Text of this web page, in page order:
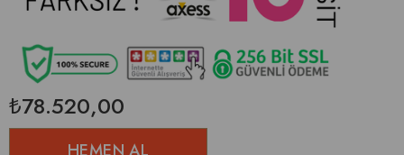
₺78.520,00